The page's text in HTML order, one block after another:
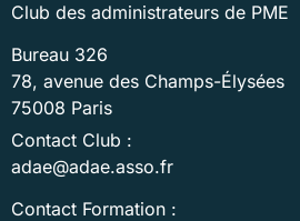
Club des administrateurs de PME
Bureau 326
78, avenue des Champs-Élysées
75008 Paris
Contact Club :
adae@adae.asso.fr
Contact Formation :